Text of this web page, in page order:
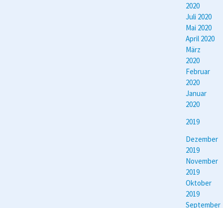
2020
Juli 2020
Mai 2020
April 2020
März
2020
Februar
2020
Januar
2020
2019
Dezember
2019
November
2019
Oktober
2019
September